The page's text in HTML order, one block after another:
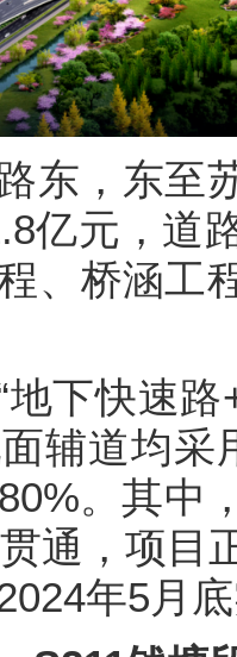
东，东至
亿元，道
、桥涵工
下快速
辅道均
。其中
通，项目
年5月